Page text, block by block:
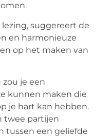
suggereert de
en harmonieuze
op het maken van
je een
kunnen maken die
je hart kan hebben.
twee partijen
tussen een geliefde